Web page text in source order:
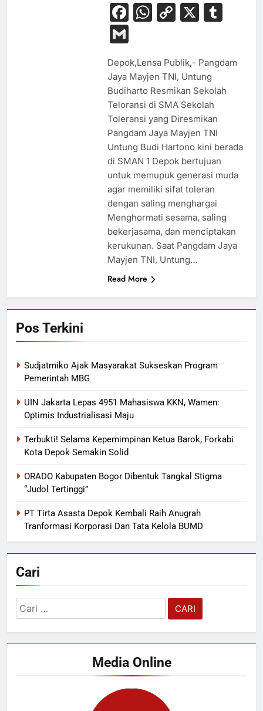
Facebook
WhatsApp
Copy
X
Gmail
Depok,Lensa Publik,- Pangdam
Jaya Mayjen TNI, Untung
Budiharto Resmikan Sekolah
Teloransi di SMA Sekolah
Toleransi yang Diresmikan
Pangdam Jaya Mayjen TNI
Untung Budi Hartono kini berada
di SMAN 1 Depok bertujuan
untuk memupuk generasi muda
agar memiliki sifat toleran
dengan saling menghargai
Menghormati sesama, saling
bekerjasama, dan menciptakan
kerukunan. Saat Pangdam Jaya
Mayjen TNI, Untung…
Read More
Pos Terkini
Sudjatmiko Ajak Masyarakat Sukseskan Program
Pemerintah MBG
UIN Jakarta Lepas 4951 Mahasiswa KKN, Wamen:
Optimis Industrialisasi Maju
Terbukti! Selama Kepemimpinan Ketua Barok, Forkabi
Kota Depok Semakin Solid
ORADO Kabupaten Bogor Dibentuk Tangkal Stigma
“Judol Tertinggi”
PT Tirta Asasta Depok Kembali Raih Anugrah
Tranformasi Korporasi Dan Tata Kelola BUMD
Cari
Cari
untuk:
Media Online